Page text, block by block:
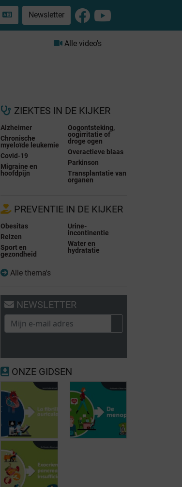
Newsletter
Alle video's
ZIEKTES IN DE KIJKER
Alzheimer
Chronische
myeloïde leukemie
Covid-19
Migraine en
hoofdpijn
Oogontsteking,
oogirritatie of
droge ogen
Overactieve blaas
Parkinson
Transplantatie van
organen
PREVENTIE IN DE KIJKER
Obesitas
Reizen
Sport en
gezondheid
Urine-
incontinentie
Water en
hydratatie
Alle thema's
NEWSLETTER
ONZE GIDSEN